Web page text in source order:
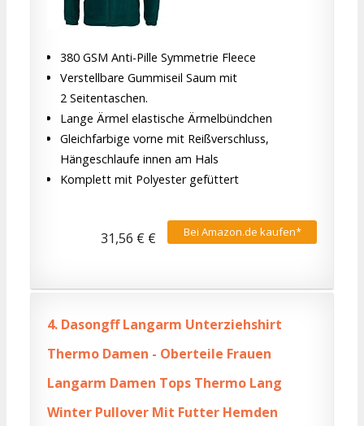
380 GSM Anti-Pille Symmetrie Fleece
Verstellbare Gummiseil Saum mit
2 Seitentaschen.
Lange Ärmel elastische Ärmelbündchen
Gleichfarbige vorne mit Reißverschluss,
Hängeschlaufe innen am Hals
Komplett mit Polyester gefüttert
Bei Amazon.de kaufen*
31,56 € €
4. Dasongff Langarm Unterziehshirt
Thermo Damen - Oberteile Frauen
Langarm Damen Tops Thermo Lang
Winter Pullover Mit Futter Hemden